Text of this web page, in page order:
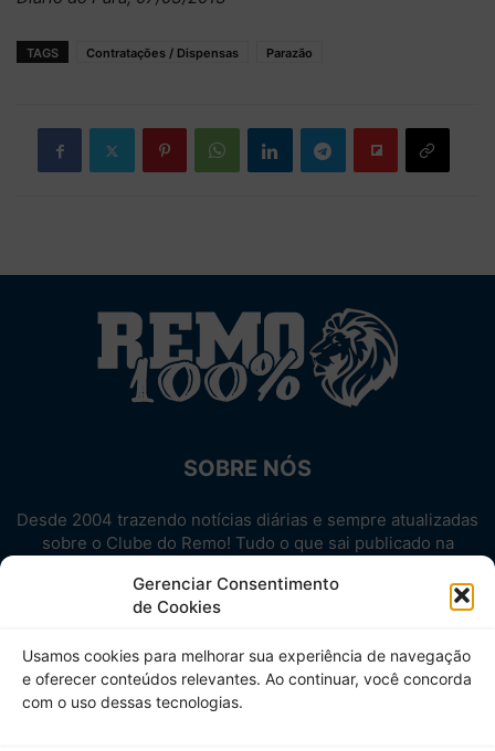
Gerenciar Consentimento
de Cookies
Usamos cookies para melhorar sua experiência de navegação
e oferecer conteúdos relevantes. Ao continuar, você concorda
com o uso dessas tecnologias.
TAGS Contratações / Dispensas Parazão
SOBRE NÓS
Desde 2004 trazendo notícias diárias e sempre atualizadas
sobre o Clube do Remo! Tudo o que sai publicado na
Aproveite! Site não-oficial.
SIGA-NOS